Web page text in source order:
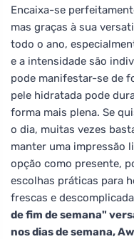
Encaixa-se
mas graças à sua
todo o ano,
e a intensidade são
pode manifestar-se de
pele hidratada pode
forma mais plena. Se
o dia, muitas vezes
manter uma impressão
opção como presente,
escolhas práticas para
frescas e
de fim de semana"
nos dias de semana,